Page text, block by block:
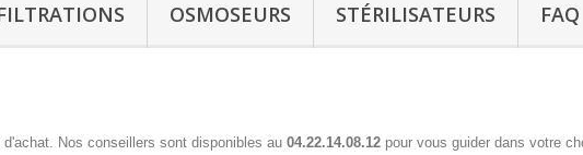
OSMOSEURS STÉRILISATEURS FAQ
Nos conseillers sont disponibles au 04.22.14.08.12 pour vous guider dans votre